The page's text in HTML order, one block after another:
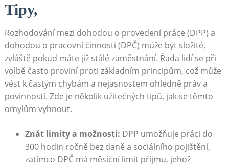
Tipy,
Rozhodování mezi dohodou o provedení práce (DPP) a
dohodou o pracovní činnosti (DPČ) může být složité,
zvláště pokud máte již stálé zaměstnání. Řada lidí se při
volbě často proviní proti základním principům, což může
vést k častým chybám a nejasnostem ohledně práv a
povinností. Zde je několik užitečných tipů, jak se těmto
omylům vyhnout.
Znát limity a možnosti: DPP umožňuje práci do
300 hodin ročně bez daně a sociálního pojištění,
zatímco DPČ má měsíční limit příjmu, jehož